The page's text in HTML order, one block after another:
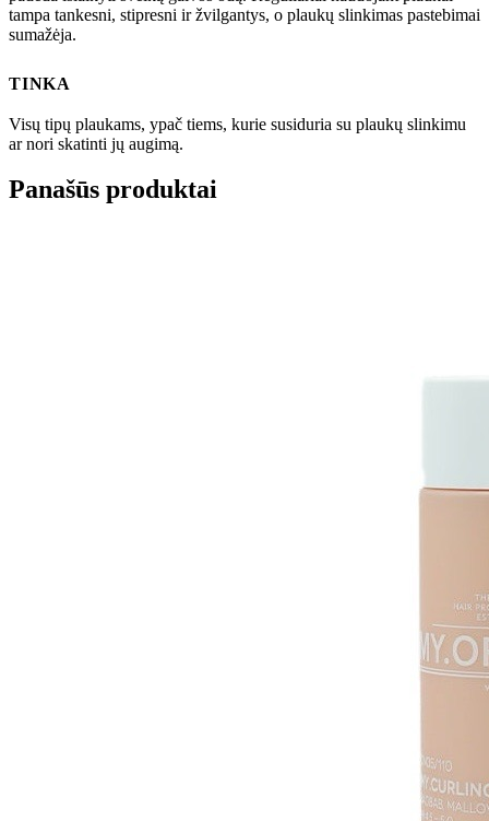
tampa tankesni, stipresni ir žvilgantys, o plaukų slinkimas pastebimai
sumažėja.
TINKA
Visų tipų plaukams, ypač tiems, kurie susiduria su plaukų slinkimu
ar nori skatinti jų augimą.
Panašūs produktai